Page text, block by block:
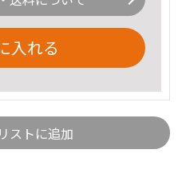
入れる
ストに追加